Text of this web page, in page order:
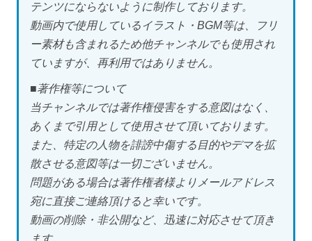
テンツにならないように制作しております。
動画内で使用しているイラスト・BGM等は、フリ
ー素材も含まれるため他チャンネルでも使用され
ていますが、再利用ではありません。
■著作権等について
当チャンネルでは著作権侵害をする意図はなく、
あくまで引用として使用させて頂いております。
また、特定の人物を誹謗中傷する目的やデマを拡
散させる意図等は一切ございません。
問題がある場合は著作権者様よりメールアドレス
宛に直接ご連絡頂けると幸いです。
動画の削除・非公開など、迅速に対応させて頂き
ます。